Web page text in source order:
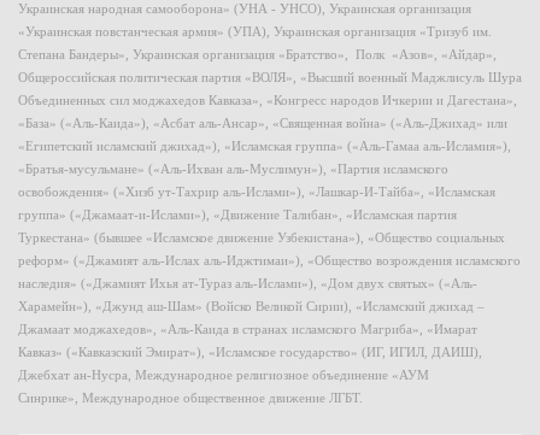
Украинская народная самооборона» (УНА - УНСО), Украинская организация
«Украинская повстанческая армия» (УПА), Украинская организация «Тризуб им.
Степана Бандеры», Украинская организация «Братство», Полк «Азов», «Айдар»,
Общероссийская политическая партия «ВОЛЯ», «Высший военный Маджлисуль Шура
Объединенных сил моджахедов Кавказа», «Конгресс народов Ичкерии и Дагестана»,
«База» («Аль-Каида»), «Асбат аль-Ансар», «Священная война» («Аль-Джихад» или
«Египетский исламский джихад»), «Исламская группа» («Аль-Гамаа аль-Исламия»),
«Братья-мусульмане» («Аль-Ихван аль-Муслимун»), «Партия исламского
освобождения» («Хизб ут-Тахрир аль-Ислами»), «Лашкар-И-Тайба», «Исламская
группа» («Джамаат-и-Ислами»), «Движение Талибан», «Исламская партия
Туркестана» (бывшее «Исламское движение Узбекистана»), «Общество социальных
реформ» («Джамият аль-Ислах аль-Иджтимаи»), «Общество возрождения исламского
наследия» («Джамият Ихья ат-Тураз аль-Ислами»), «Дом двух святых» («Аль-
Харамейн»), «Джунд аш-Шам» (Войско Великой Сирии), «Исламский джихад –
Джамаат моджахедов», «Аль-Каида в странах исламского Магриба», «Имарат
Кавказ» («Кавказский Эмират»), «Исламское государство» (ИГ, ИГИЛ, ДАИШ),
Джебхат ан-Нусра, Международное религиозное объединение «АУМ
Синрике», Международное общественное движение ЛГБТ.